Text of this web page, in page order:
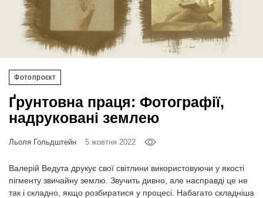
Фотопроєкт
Ґрунтовна праця: Фотографії,
надруковані землею
Льоля Гольдштейн 5 жовтня 2022
Валерій Ведута друкує свої світлини використовуючи у якості
пігменту звичайну землю. Звучить дивно, але насправді це не
так і складно, якщо розбиратися у процесі. Набагато складніша